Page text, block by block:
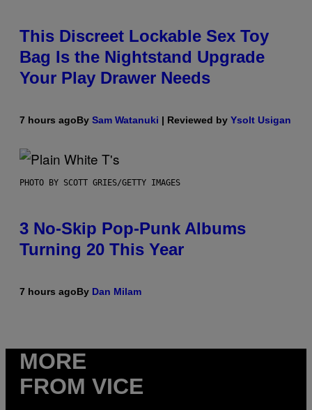
This Discreet Lockable Sex Toy
Bag Is the Nightstand Upgrade
Your Play Drawer Needs
7 hours agoBy Sam Watanuki | Reviewed by Ysolt Usigan
PHOTO BY SCOTT GRIES/GETTY IMAGES
3 No-Skip Pop-Punk Albums
Turning 20 This Year
7 hours agoBy Dan Milam
MORE
FROM VICE